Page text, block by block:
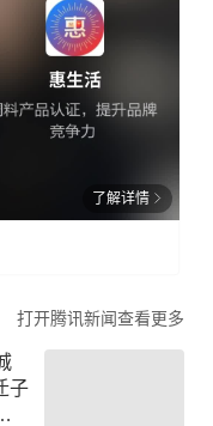
了解详情
打开腾讯新闻查看更多
子